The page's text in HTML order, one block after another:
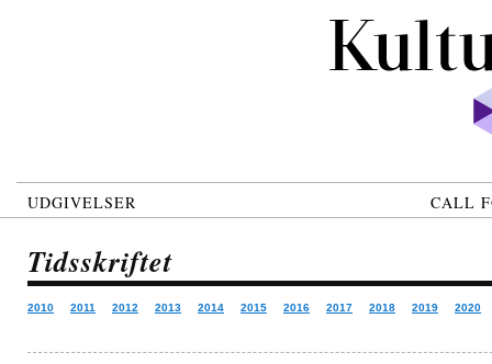
UDGIVELSER CALL
Tidsskriftet
2010 2011 2012 2013 2014 2015 2016 2017 2018 2019 2020